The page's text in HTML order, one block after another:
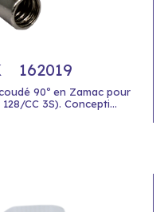
162019
90º en Zamac pour
CC 3S). Concepti...